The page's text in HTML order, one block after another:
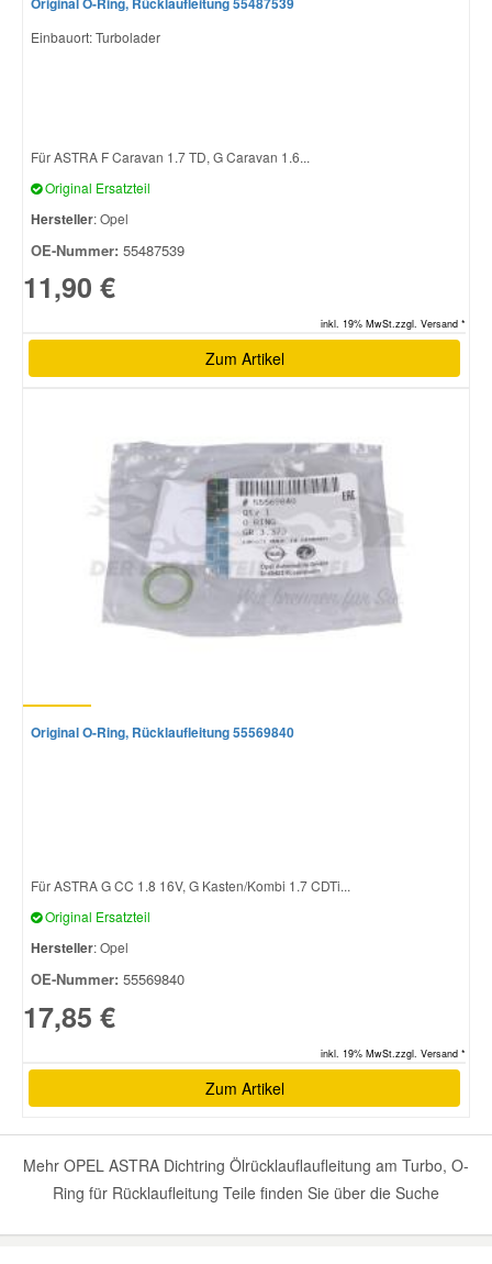
Einbauort: Turbolader
Für ASTRA F Caravan 1.7 TD, G Caravan 1.6...
Original Ersatzteil
Hersteller: Opel
OE-Nummer: 55487539
11,90 €
inkl. 19% MwSt.zzgl. Versand *
Zum Artikel
Original O-Ring, Rücklaufleitung 55569840
Für ASTRA G CC 1.8 16V, G Kasten/Kombi 1.7 CDTi...
Original Ersatzteil
Hersteller: Opel
OE-Nummer: 55569840
17,85 €
inkl. 19% MwSt.zzgl. Versand *
Zum Artikel
Mehr OPEL ASTRA Dichtring Ölrücklauflaufleitung am Turbo, O-
Ring für Rücklaufleitung Teile finden Sie über die Suche